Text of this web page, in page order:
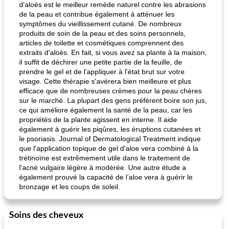
pois chiches rôtis aux épices amandes au cheddar rôti
d'aloès est le meilleur remède naturel contre les abrasions
de la peau et contribue également à atténuer les
symptômes du vieillissement cutané. De nombreux
produits de soin de la peau et des soins personnels,
articles de toilette et cosmétiques comprennent des
extraits d'aloès. En fait, si vous avez sa plante à la maison,
il suffit de déchirer une petite partie de la feuille, de
prendre le gel et de l'appliquer à l'état brut sur votre
visage. Cette thérapie s'avérera bien meilleure et plus
efficace que de nombreuses crèmes pour la peau chères
sur le marché. La plupart des gens préfèrent boire son jus,
ce qui améliore également la santé de la peau, car les
propriétés de la plante agissent en interne. Il aide
également à guérir les piqûres, les éruptions cutanées et
le psoriasis. Journal of Dermatological Treatment indique
que l'application topique de gel d'aloe vera combiné à la
trétinoïne est extrêmement utile dans le traitement de
l'acné vulgaire légère à modérée. Une autre étude a
également prouvé la capacité de l’aloe vera à guérir le
bronzage et les coups de soleil.
Soins des cheveux